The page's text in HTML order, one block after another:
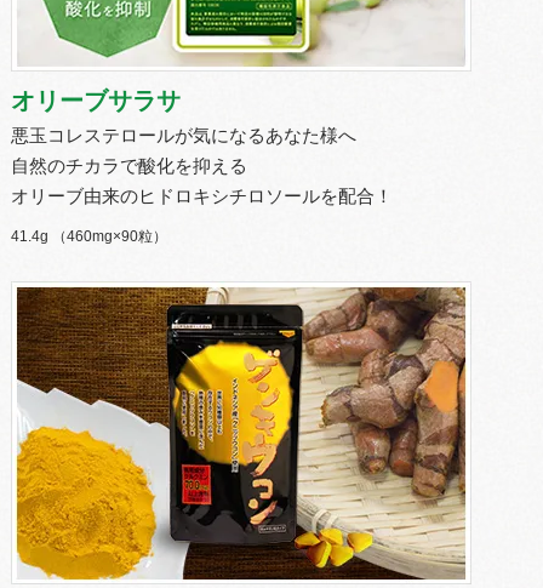
オリーブサラサ
悪玉コレステロールが気になるあなた様へ
自然のチカラで酸化を抑える
オリーブ由来のヒドロキシチロソールを配合！
41.4g （460mg×90粒）